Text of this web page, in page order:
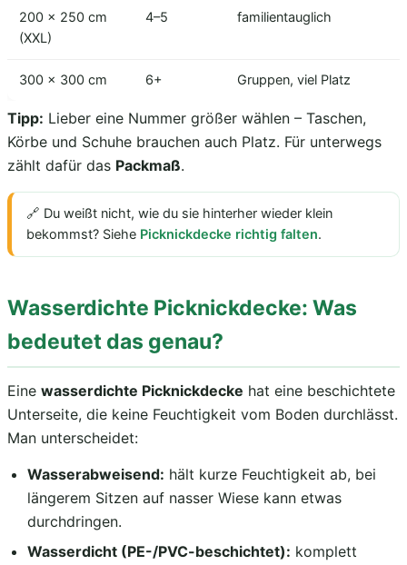
200 × 250 cm
(XXL)
4–5 familientauglich
300 × 300 cm 6+ Gruppen, viel Platz
Tipp: Lieber eine Nummer größer wählen – Taschen,
Körbe und Schuhe brauchen auch Platz. Für unterwegs
zählt dafür das Packmaß.
🔗 Du weißt nicht, wie du sie hinterher wieder klein
bekommst? Siehe Picknickdecke richtig falten.
Wasserdichte Picknickdecke: Was
bedeutet das genau?
Eine wasserdichte Picknickdecke hat eine beschichtete
Unterseite, die keine Feuchtigkeit vom Boden durchlässt.
Man unterscheidet:
Wasserabweisend: hält kurze Feuchtigkeit ab, bei
längerem Sitzen auf nasser Wiese kann etwas
durchdringen.
Wasserdicht (PE-/PVC-beschichtet): komplett